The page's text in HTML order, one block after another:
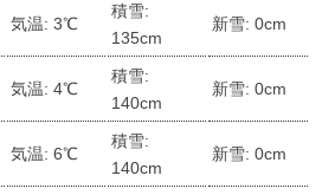
気温: 3℃
積雪:
135cm
新雪: 0cm
気温: 4℃
積雪:
140cm
新雪: 0cm
気温: 6℃
積雪:
140cm
新雪: 0cm